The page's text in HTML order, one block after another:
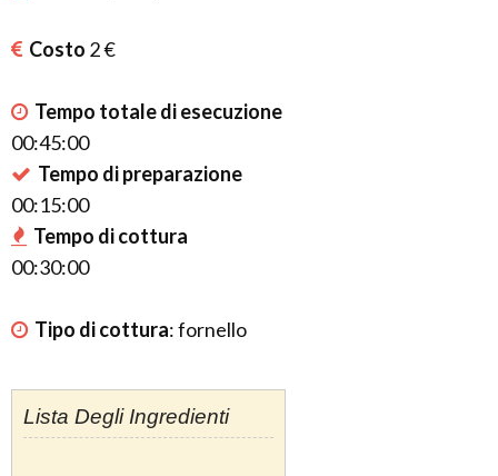
Costo 2 €
Tempo totale di esecuzione
00:45:00
Tempo di preparazione
00:15:00
Tempo di cottura
00:30:00
Tipo di cottura:fornello
Lista Degli Ingredienti